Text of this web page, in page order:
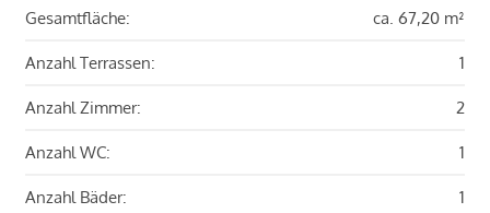
Gesamtfläche: ca. 67,20 m²
Anzahl Terrassen: 1
Anzahl Zimmer: 2
Anzahl WC: 1
Anzahl Bäder: 1